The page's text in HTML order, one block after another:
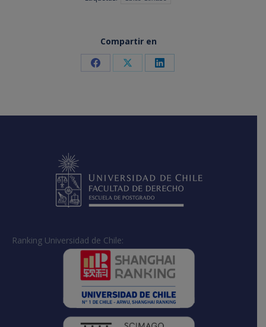
Compartir en
Share Share Share
Ranking Universidad de Chile: